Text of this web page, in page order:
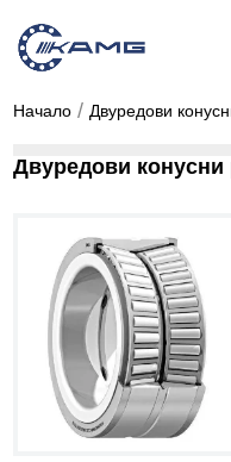
Начало Двуредови
Двуредови конусни